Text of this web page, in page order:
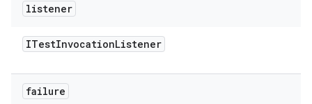
listener
ITestInvocationListener
failure